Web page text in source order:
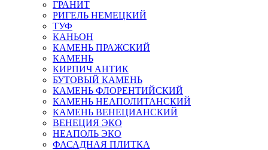
ГРАНИТ
РИГЕЛЬ НЕМЕЦКИЙ
ТУФ
КАНЬОН
КАМЕНЬ ПРАЖСКИЙ
КАМЕНЬ
КИРПИЧ АНТИК
БУТОВЫЙ КАМЕНЬ
КАМЕНЬ ФЛОРЕНТИЙСКИЙ
КАМЕНЬ НЕАПОЛИТАНСКИЙ
КАМЕНЬ ВЕНЕЦИАНСКИЙ
ВЕНЕЦИЯ ЭКО
НЕАПОЛЬ ЭКО
ФАСАДНАЯ ПЛИТКА